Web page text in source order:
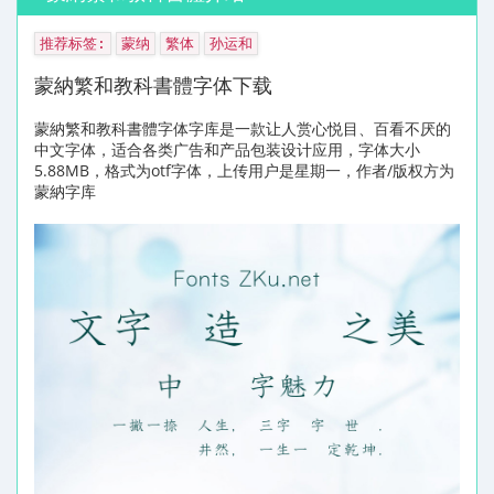
推荐标签: 蒙纳 繁体 孙运和
蒙納繁和教科書體字体下载
蒙納繁和教科書體字体字库是一款让人赏心悦目、百看不厌的
中文字体，适合各类广告和产品包装设计应用，字体大小
5.88MB，格式为otf字体，上传用户是星期一，作者/版权方为
蒙納字库